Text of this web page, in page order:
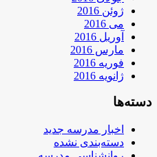
ژوئن 2016
می 2016
آوریل 2016
مارس 2016
فوریه 2016
ژانویه 2016
دسته‌ها
اخبار مدرسه جدید
دسته‌بندی نشده